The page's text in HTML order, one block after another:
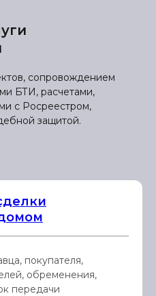
сопровождением
БТИ, расчетами,
с Росреестром,
защитой.
покупателя,
обременения,
передачи